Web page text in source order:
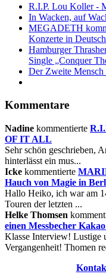
R.I.P. Lou Koller -
In Wacken, auf
MEGADETH
Konzerte in
Hamburger
Single „Conquer
Der Zweite Mensch
Kommentare
Nadine kommentierte
OF IT ALL
Sehr schön geschrieben,
hinterlässt ein mus...
Icke kommentierte
Hauch von Magie in
Hallo Heiko, ich war am
Touren der letzten ...
Helke Thomsen
einen Messbecher
Klasse Interview! Lustige
Vergangenheit! Thomen